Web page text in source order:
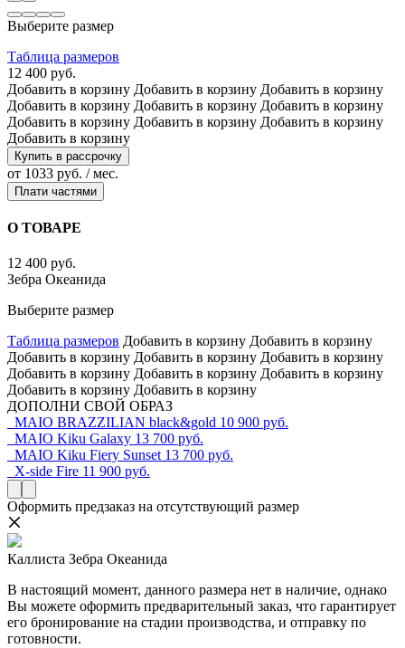
Выберите размер
Таблица размеров
12 400 руб.
Добавить в корзину Добавить в корзину Добавить в корзину
Добавить в корзину Добавить в корзину Добавить в корзину
Добавить в корзину Добавить в корзину Добавить в корзину
Добавить в корзину
Купить в рассрочку
от 1033 руб. / мес.
Плати частями
О ТОВАРЕ
12 400 руб.
Зебра Океанида
Выберите размер
Таблица размеров Добавить в корзину Добавить в корзину
Добавить в корзину Добавить в корзину Добавить в корзину
Добавить в корзину Добавить в корзину Добавить в корзину
Добавить в корзину Добавить в корзину
ДОПОЛНИ СВОЙ ОБРАЗ
MAIO BRAZZILIAN black&gold 10 900 руб.
MAIO Kiku Galaxy 13 700 руб.
MAIO Kiku Fiery Sunset 13 700 руб.
X-side Fire 11 900 руб.
Оформить предзаказ на отсутствующий размер
Каллиста Зебра Океанида
В настоящий момент, данного размера нет в наличие, однако
Вы можете оформить предварительный заказ, что гарантирует
его бронирование на стадии производства, и отправку по
готовности.